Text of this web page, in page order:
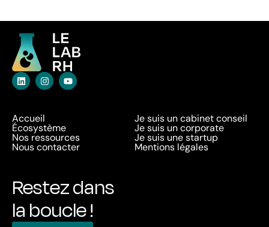
Accueil
Écosystème
Nos ressources
Nous contacter
Je suis un cabinet conseil
Je suis un corporate
Je suis une startup
Mentions légales
Restez dans
la boucle !